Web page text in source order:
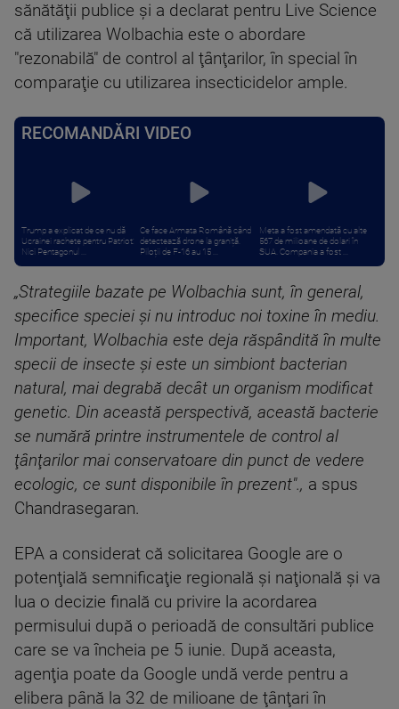
sănătăţii publice şi a declarat pentru Live Science
că utilizarea Wolbachia este o abordare
"rezonabilă" de control al ţânţarilor, în special în
comparaţie cu utilizarea insecticidelor ample.
RECOMANDĂRI VIDEO
Trump a explicat de ce nu dă
Ucrainei rachete pentru Patriot:
Nici Pentagonul ...
Ce face Armata Română când
detectează drone la graniță.
Piloții de F-16 au 15 ...
Meta a fost amendată cu alte
567 de milioane de dolari în
SUA. Compania a fost ...
„Strategiile bazate pe Wolbachia sunt, în general,
specifice speciei şi nu introduc noi toxine în mediu.
Important, Wolbachia este deja răspândită în multe
specii de insecte şi este un simbiont bacterian
natural, mai degrabă decât un organism modificat
genetic. Din această perspectivă, această bacterie
se numără printre instrumentele de control al
ţânţarilor mai conservatoare din punct de vedere
ecologic, ce sunt disponibile în prezent"., a spus
Chandrasegaran.
EPA a considerat că solicitarea Google are o
potenţială semnificaţie regională şi naţională şi va
lua o decizie finală cu privire la acordarea
permisului după o perioadă de consultări publice
care se va încheia pe 5 iunie. După aceasta,
agenţia poate da Google undă verde pentru a
elibera până la 32 de milioane de ţânţari în